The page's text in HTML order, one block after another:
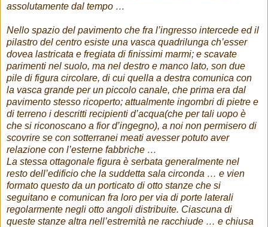
assolutamente dal tempo …
Nello spazio del pavimento che fra l’ingresso intercede ed il
pilastro del centro esiste una vasca quadrilunga ch’esser
dovea lastricata e fregiata di finissimi marmi; e scavate
parimenti nel suolo, ma nel destro e manco lato, son due
pile di figura circolare, di cui quella a destra comunica con
la vasca grande per un piccolo canale, che prima era dal
pavimento stesso ricoperto; attualmente ingombri di pietre e
di terreno i descritti recipienti d’acqua(che per tali uopo è
che si riconoscano a fior d’ingegno), a noi non permisero di
scovrire se con sotterranei meati avesser potuto aver
relazione con l’esterne fabbriche …
La stessa ottagonale figura è serbata generalmente nel
resto dell’edificio che la suddetta sala circonda … e vien
formato questo da un porticato di otto stanze che si
seguitano e comunican fra loro per via di porte laterali
regolarmente negli otto angoli distribuite. Ciascuna di
queste stanze altra nell’estremità ne racchiude … e chiusa